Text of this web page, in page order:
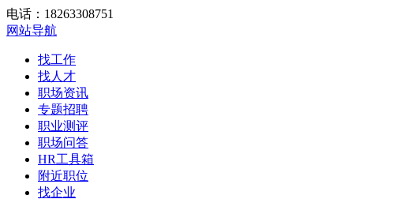
电话：18263308751
网站导航
找工作
找人才
职场资讯
专题招聘
职业测评
职场问答
HR工具箱
附近职位
找企业